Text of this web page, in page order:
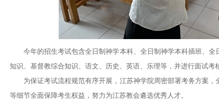
今年的招生考试包含全日制神学本科、全日制神学本科插班、
知识、基督教综合知识、语文、历史、英语、乐理等，并进行面试考
为保证考试流程规范有序开展，江苏神学院周密部署考务方案
等细节全面保障考生权益，努力为江苏教会遴选优秀人才。